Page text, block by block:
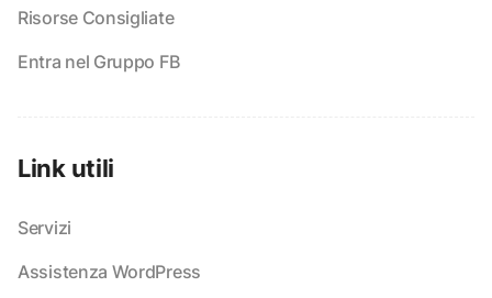
Risorse Consigliate
Entra nel Gruppo FB
Link utili
Servizi
Assistenza WordPress